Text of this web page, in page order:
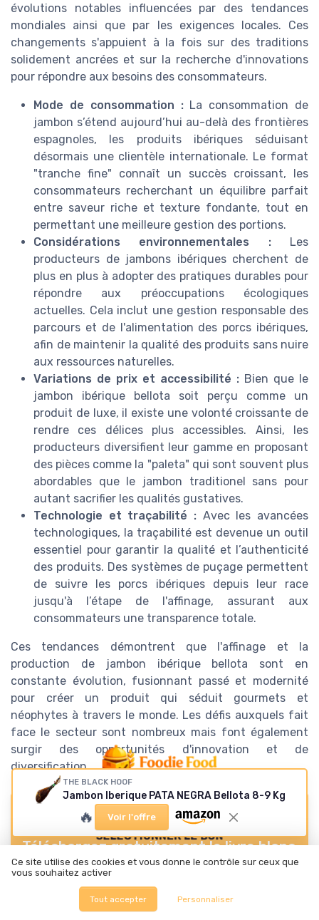
évolutions notables influencées par des tendances
mondiales ainsi que par les exigences locales. Ces
changements s'appuient à la fois sur des traditions
solidement ancrées et sur la recherche d'innovations
pour répondre aux besoins des consommateurs.
Mode de consommation :La consommation de
jambon s’étend aujourd’hui au-delà des frontières
espagnoles, les produits ibériques séduisant
désormais une clientèle internationale. Le format
"tranche fine" connaît un succès croissant, les
consommateurs recherchant un équilibre parfait
entre saveur riche et texture fondante, tout en
permettant une meilleure gestion des portions.
Considérations environnementales :Les
producteurs de jambons ibériques cherchent de
plus en plus à adopter des pratiques durables pour
répondre aux préoccupations écologiques
actuelles. Cela inclut une gestion responsable des
parcours et de l'alimentation des porcs ibériques,
afin de maintenir la qualité des produits sans nuire
aux ressources naturelles.
Variations de prix et accessibilité : Bien que le
jambon ibérique bellota soit perçu comme un
produit de luxe, il existe une volonté croissante de
rendre ces délices plus accessibles. Ainsi, les
producteurs diversifient leur gamme en proposant
des pièces comme la "paleta" qui sont souvent plus
abordables que le jambon traditionel sans pour
autant sacrifier les qualités gustatives.
Technologie et traçabilité : Avec les avancées
technologiques, la traçabilité est devenue un outil
essentiel pour garantir la qualité et l’authenticité
des produits. Des systèmes de puçage permettent
de suivre les porcs ibériques depuis leur race
jusqu'à l’étape de l'affinage, assurant aux
consommateurs une transparence totale.
Ces tendances démontrent que l'affinage et la
production de jambon ibérique bellota sont en
constante évolution, fusionnant passé et modernité
pour créer un produit qui séduit gourmets et
néophytes à travers le monde. Les défis auxquels fait
face le secteur sont nombreux mais font également
surgir des opportunités d'innovation et de
diversification.
Titres-restaurant :
le guide complet pour
sélectionner le bon
Foodie Food — 2026
Téléchargez gratuitement le livre blanc
En remplissant ce formulaire, j’accepte d’être contacté(e) à
des fins commerciales par Foodie Food et ses partenaires.
THE BLACK HOOF
Jambon Iberique PATA NEGRA Bellota 8-9 Kg
🔥 Voir l'offre
Ce site utilise des cookies et vous donne le contrôle sur ceux que
vous souhaitez activer
Tout accepter Personnaliser